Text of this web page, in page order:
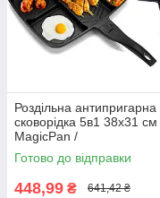
Роздільна антипригарна
сковорідка 5в1 38х31 см
MagicPan /
Багатофункціональна
п'ятисекційний сковорідка
Готово до відправки
448,99 ₴ 641,42 ₴